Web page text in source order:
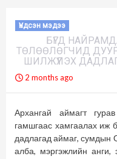
Үндсэн мэдээ
БҮГД
ТӨЛӨӨЛӨГЧИД
ШИЛЖҮҮЛЭХ
2 months ago
Архангай аймагт
гамшгаас хамгаалах иж
дадлагад аймаг, сумдын
алба, мэргэжлийн анги,